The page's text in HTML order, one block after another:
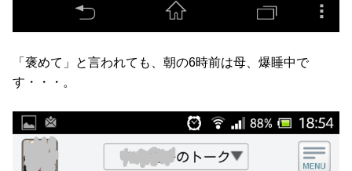
「褒めて」と言われても、朝の6時前は母、爆睡中で
す・・・。